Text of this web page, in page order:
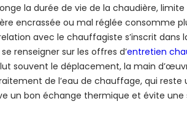
la durée de vie de la chaudière,
encrassée ou mal réglée consomme
avec le chauffagiste s’inscrit dans
renseigner sur les offres d’entretien
souvent le déplacement, la main
de l’eau de chauffage, qui
un bon échange thermique et évite